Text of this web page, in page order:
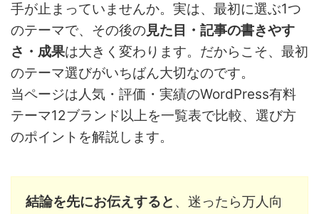
手が止まっていませんか。実は、最初に選ぶ1つ
のテーマで、その後の見た目・記事の書きやす
さ・成果は大きく変わります。だからこそ、最初
のテーマ選びがいちばん大切なのです。
当ページは人気・評価・実績のWordPress有料
テーマ12ブランド以上を一覧表で比較、選び方
のポイントを解説します。
結論を先にお伝えすると 、迷ったら万人向